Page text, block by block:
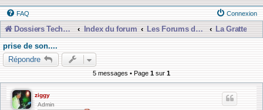
FAQ Connexion
Dossiers Techniques Index du forum Les Forums de Discussions
La Gratte
prise de son....
Répondre
5 messages • Page 1 sur 1
ziggy
Admin